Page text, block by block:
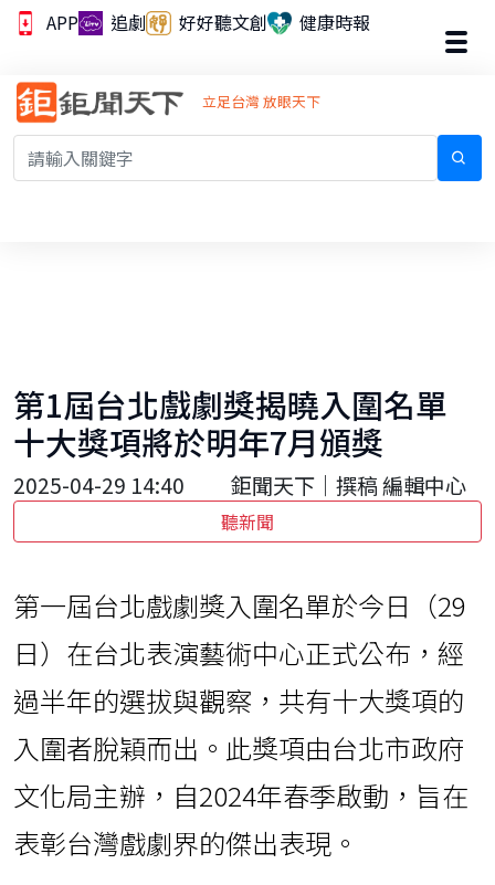
APP 追劇 好好聽文創 健康時報
立足台灣 放眼天下
第1屆台北戲劇獎揭曉入圍名單
十大獎項將於明年7月頒獎
2025-04-29 14:40 鉅聞天下｜撰稿 編輯中心
聽新聞
第一屆台北戲劇獎入圍名單於今日（29
日）在台北表演藝術中心正式公布，經
過半年的選拔與觀察，共有十大獎項的
入圍者脫穎而出。此獎項由台北市政府
文化局主辦，自2024年春季啟動，旨在
表彰台灣戲劇界的傑出表現。